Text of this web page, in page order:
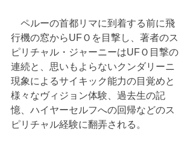
ペルーの首都リマに到着する前に飛
行機の窓からUFＯを目撃し、著者のス
ピリチャル・ジャーニーはUFＯ目撃の
連続と、思いもよらないクンダリーニ
現象によるサイキック能力の目覚めと
様々なヴィジョン体験、過去生の記
憶、ハイヤーセルフへの回帰などのス
ピリチャル経験に翻弄される。